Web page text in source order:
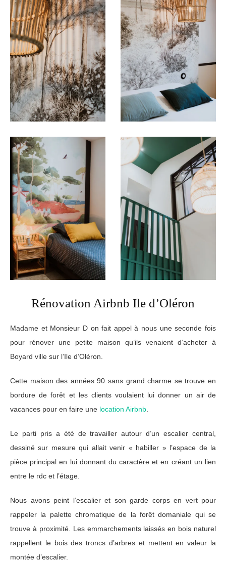
Rénovation Airbnb Ile d’Oléron
Madame et Monsieur D on fait appel à nous une seconde fois
pour rénover une petite maison qu’ils venaient d’acheter à
Boyard ville sur l’Ile d’Oléron.
Cette maison des années 90 sans grand charme se trouve en
bordure de forêt et les clients voulaient lui donner un air de
vacances pour en faire une location Airbnb.
Le parti pris a été de travailler autour d’un escalier central,
dessiné sur mesure qui allait venir « habiller » l’espace de la
pièce principal en lui donnant du caractère et en créant un lien
entre le rdc et l’étage.
Nous avons peint l’escalier et son garde corps en vert pour
rappeler la palette chromatique de la forêt domaniale qui se
trouve à proximité. Les emmarchements laissés en bois naturel
rappellent le bois des troncs d’arbres et mettent en valeur la
montée d’escalier.